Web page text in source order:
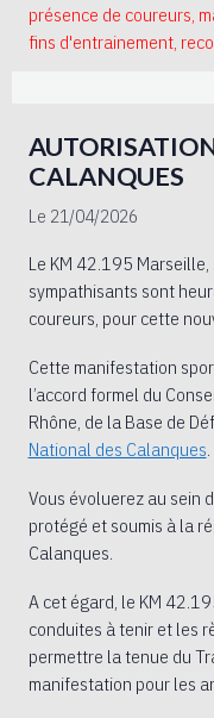
présence de coureurs,
fins d'entrainement,
CALANQUES
Le 21/04/2026
Le KM 42.195
sympathisants sont
coureurs, pour cette
Cette manifestation
l’accord formel du
Rhône, de la Base de
National des Calanques
Vous évoluerez au sein
protégé et soumis à la
Calanques.
A cet égard, le KM
conduites à tenir et les
permettre la tenue du
manifestation pour les